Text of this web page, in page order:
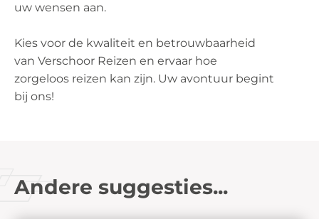
uw wensen aan.
Kies voor de kwaliteit en betrouwbaarheid
van Verschoor Reizen en ervaar hoe
zorgeloos reizen kan zijn. Uw avontuur begint
bij ons!
Andere suggesties...